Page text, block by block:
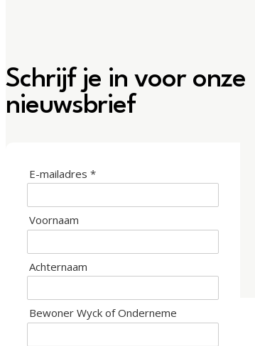
Schrijf je in voor onze
nieuwsbrief
E-mailadres *
Voornaam
Achternaam
Bewoner Wyck of Onderneme